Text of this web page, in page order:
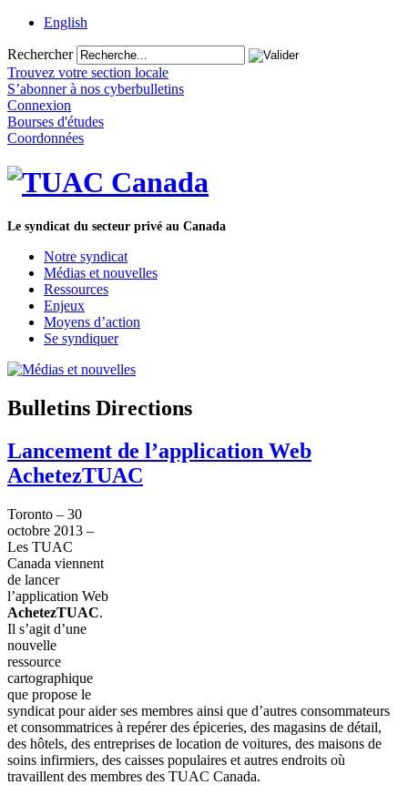
English
Rechercher
Trouvez votre section locale
S’abonner à nos cyberbulletins
Connexion
Bourses d'études
Coordonnées
Le syndicat du secteur privé au Canada
Notre syndicat
Médias et nouvelles
Ressources
Enjeux
Moyens d’action
Se syndiquer
Bulletins Directions
Lancement de l’application Web
AchetezTUAC
Toronto – 30
octobre 2013 –
Les TUAC
Canada viennent
de lancer
l’application Web
AchetezTUAC.
Il s’agit d’une
nouvelle
ressource
cartographique
que propose le
syndicat pouraider ses membres ainsi que d’autres consommateurs
et consommatrices à repérerdes épiceries, des magasins de détail,
des hôtels, des entreprises de location de voitures, des maisons de
soins infirmiers, des caisses populaires et autres endroits où
travaillent des membres des TUAC Canada.